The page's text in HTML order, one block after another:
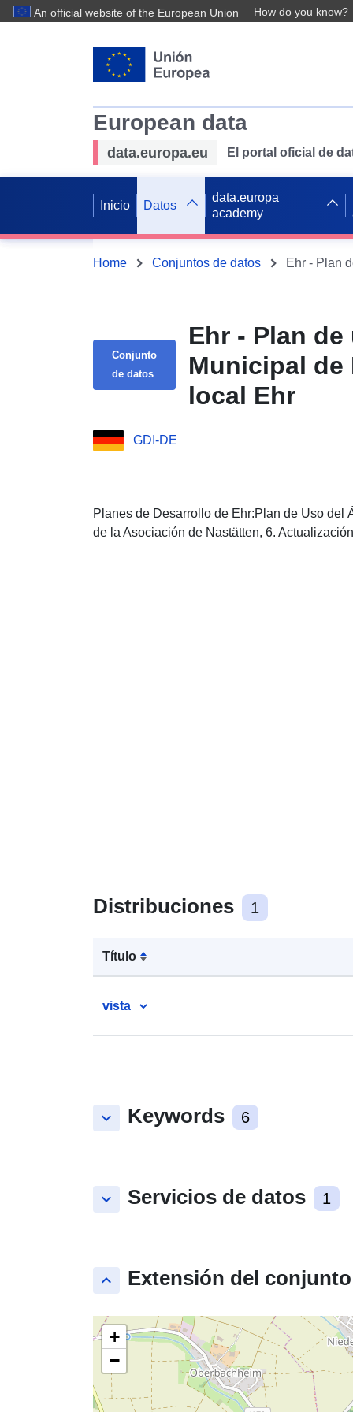
An official website of the European Union How do you know?
European data
data.europa.eu El portal oficial de
Inicio Datos
data.europa
academy
Home Conjuntos de datos
Conjunto
de datos
Ehr - Plan
Municipal de
local Ehr
GDI-DE
Planes de Desarrollo de Ehr:Plan de Uso del
de la Asociación de Nastätten, 6.
Distribuciones 1
Título
vista
keyboard_arrow_down Keywords 6
keyboard_arrow_down Servicios de datos 1
keyboard_arrow_up Extensión del
+
−